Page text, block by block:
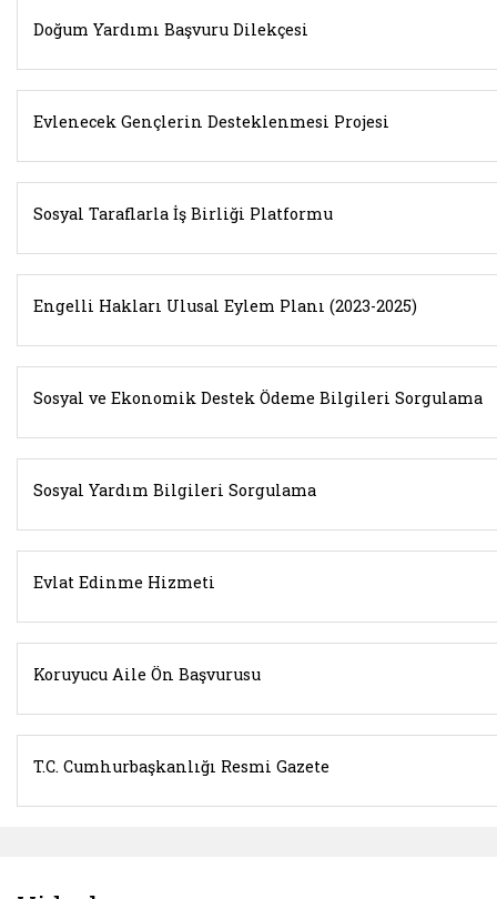
Doğum Yardımı Başvuru Dilekçesi
Evlenecek Gençlerin Desteklenmesi Projesi
Sosyal Taraflarla İş Birliği Platformu
Engelli Hakları Ulusal Eylem Planı (2023-2025)
Sosyal ve Ekonomik Destek Ödeme Bilgileri Sorgulama
Sosyal Yardım Bilgileri Sorgulama
Evlat Edinme Hizmeti
Koruyucu Aile Ön Başvurusu
T.C. Cumhurbaşkanlığı Resmi Gazete